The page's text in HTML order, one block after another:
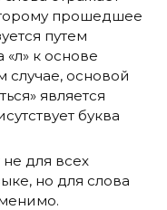
прошедшее
путем
к основе
основой
является
буква
для всех
но для слова